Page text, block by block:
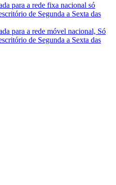
para a rede fixa nacional só
de Segunda a Sexta das
para a rede móvel nacional, Só
de Segunda a Sexta das